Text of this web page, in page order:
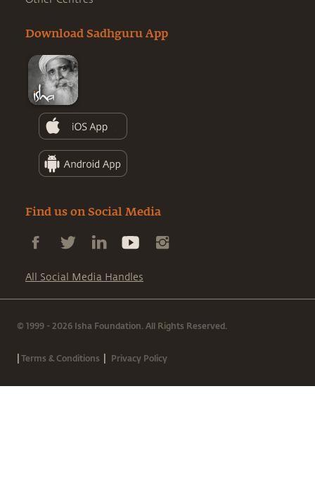
Download Sadhguru App
Find us on Social Media
All Social Media Handles
© 1999 - 2026 Isha Foundation. All Rights Reserved.
|Terms & Conditions | Privacy Policy